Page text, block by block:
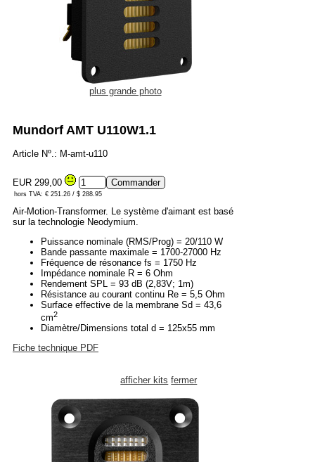
plus grande photo
Mundorf AMT U110W1.1
Article Nº.: M-amt-u110
EUR 299,00
hors TVA: € 251.26 / $ 288.95
Air-Motion-Transformer. Le système d'aimant est basé
sur la technologie Neodymium.
Puissance nominale (RMS/Prog) = 20/110 W
Bande passante maximale = 1700-27000 Hz
Fréquence de résonance fs = 1750 Hz
Impédance nominale R = 6 Ohm
Rendement SPL = 93 dB (2,83V; 1m)
Résistance au courant continu Re = 5,5 Ohm
Surface effective de la membrane Sd = 43,6
cm2
Diamètre/Dimensions total d = 125x55 mm
Fiche technique PDF
afficher kits fermer